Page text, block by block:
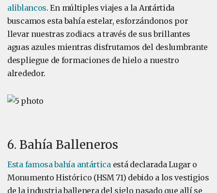
aliblancos. En múltiples viajes a la Antártida
buscamos esta bahía estelar, esforzándonos por
llevar nuestras zodiacs a través de sus brillantes
aguas azules mientras disfrutamos del deslumbrante
despliegue de formaciones de hielo a nuestro
alrededor.
6. Bahía Balleneros
Esta famosa bahía antárticaestá declarada Lugar o
Monumento Histórico (HSM 71) debido a los vestigios
de la industria ballenera del siglo pasado que allí se